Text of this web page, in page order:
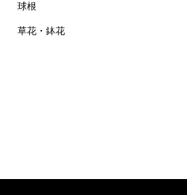
球根
草花・鉢花